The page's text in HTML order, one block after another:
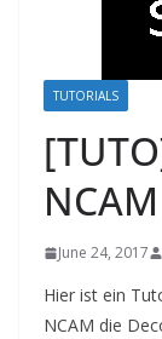
TUTORIALS
June 24, 2017
Hier ist ein
NCAM die